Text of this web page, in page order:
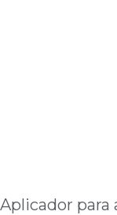
Aplicador para